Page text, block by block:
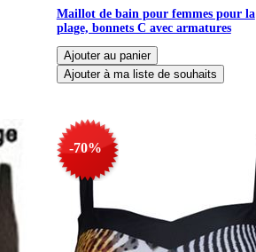
Maillot de bain pour femmes pour la
plage, bonnets C avec armatures
-70%